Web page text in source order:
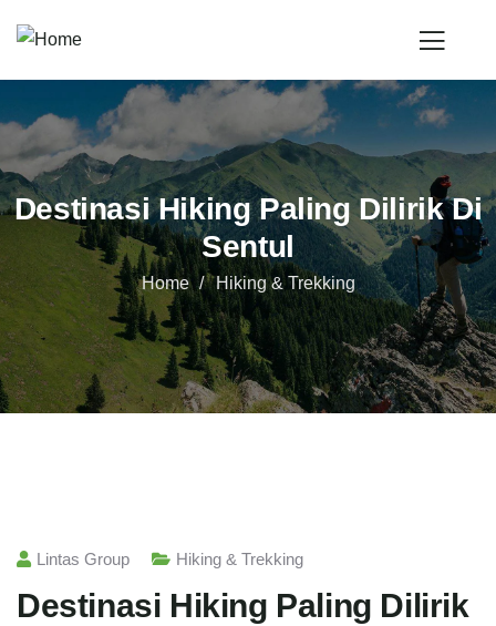
Destinasi Hiking Paling Dilirik Di
Sentul
Home Hiking & Trekking
Lintas Group Hiking & Trekking
Destinasi Hiking Paling Dilirik